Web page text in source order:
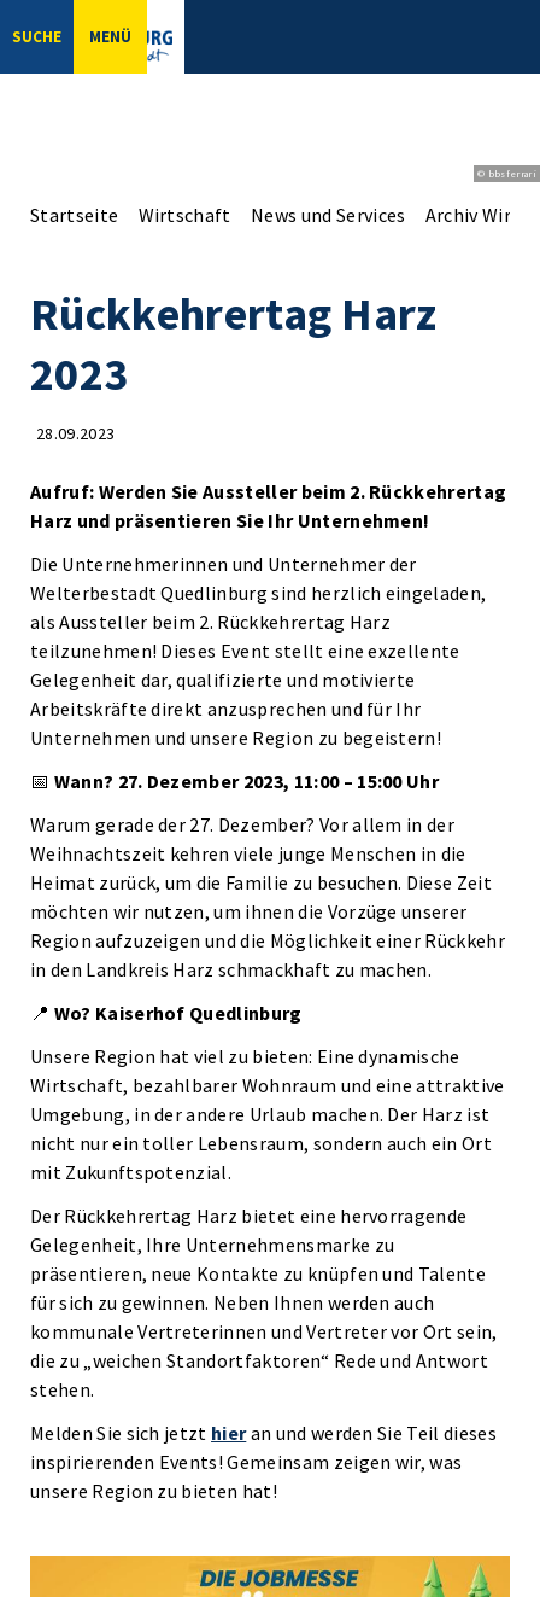
SUCHE MENÜ
© bbsferrari
Startseite Wirtschaft News und Services Archiv
Rückkehrertag Harz
2023
28.09.2023
Aufruf: Werden Sie Aussteller beim 2. Rückkehrertag
Harz und präsentieren Sie Ihr Unternehmen!
Die Unternehmerinnen und Unternehmer der
Welterbestadt Quedlinburg sind herzlich eingeladen,
als Aussteller beim 2. Rückkehrertag Harz
teilzunehmen! Dieses Event stellt eine exzellente
Gelegenheit dar, qualifizierte und motivierte
Arbeitskräfte direkt anzusprechen und für Ihr
Unternehmen und unsere Region zu begeistern!
📅 Wann? 27. Dezember 2023, 11:00 – 15:00 Uhr
Warum gerade der 27. Dezember? Vor allem in der
Weihnachtszeit kehren viele junge Menschen in die
Heimat zurück, um die Familie zu besuchen. Diese Zeit
möchten wir nutzen, um ihnen die Vorzüge unserer
Region aufzuzeigen und die Möglichkeit einer Rückkehr
in den Landkreis Harz schmackhaft zu machen.
📍 Wo? Kaiserhof Quedlinburg
Unsere Region hat viel zu bieten: Eine dynamische
Wirtschaft, bezahlbarer Wohnraum und eine attraktive
Umgebung, in der andere Urlaub machen. Der Harz ist
nicht nur ein toller Lebensraum, sondern auch ein Ort
mit Zukunftspotenzial.
Der Rückkehrertag Harz bietet eine hervorragende
Gelegenheit, Ihre Unternehmensmarke zu
präsentieren, neue Kontakte zu knüpfen und Talente
für sich zu gewinnen. Neben Ihnen werden auch
kommunale Vertreterinnen und Vertreter vor Ort sein,
die zu „weichen Standortfaktoren“ Rede und Antwort
stehen.
Melden Sie sich jetzt hieran und werden Sie Teil dieses
inspirierenden Events! Gemeinsam zeigen wir, was
unsere Region zu bieten hat!